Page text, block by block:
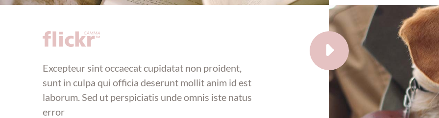
Excepteur sint occaecat cupidatat non proident,
sunt in culpa qui officia deserunt mollit anim id est
laborum. Sed ut perspiciatis unde omnis iste natus
error
E